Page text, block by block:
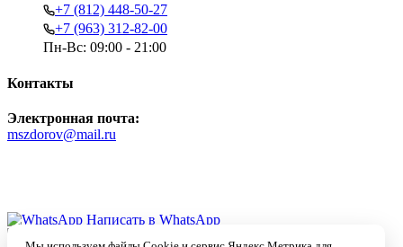
+7 (812) 448-50-27
+7 (963) 312-82-00
Пн-Вс: 09:00 - 21:00
Контакты
Электронная почта:
mszdorov@mail.ru
Написать в WhatsApp